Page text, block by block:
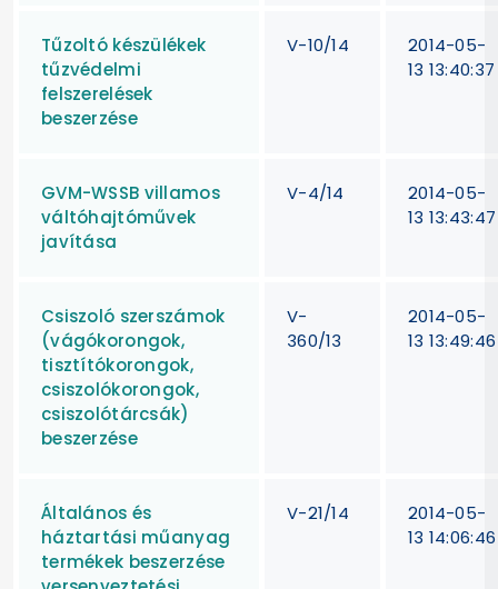
Tűzoltó készülékek
tűzvédelmi
felszerelések
beszerzése
V-10/14
2014-05-
13 13:40:37
GVM-WSSB villamos
váltóhajtóművek
javítása
V-4/14
2014-05-
13 13:43:47
Csiszoló szerszámok
(vágókorongok,
tisztítókorongok,
csiszolókorongok,
csiszolótárcsák)
beszerzése
V-
360/13
2014-05-
13 13:49:46
Általános és
háztartási műanyag
termékek beszerzése
V-21/14
2014-05-
13 14:06:46